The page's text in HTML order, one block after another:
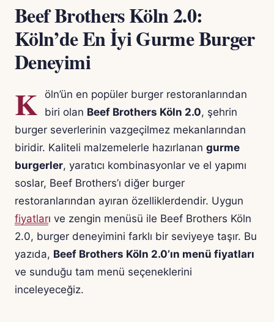
Beef Brothers Köln 2.0:
Köln’de En İyi Gurme Burger
Deneyimi
K öln’ün en popüler burger restoranlarından
biri olan Beef Brothers Köln 2.0, şehrin
burger severlerinin vazgeçilmez mekanlarından
biridir. Kaliteli malzemelerle hazırlanan gurme
burgerler, yaratıcı kombinasyonlar ve el yapımı
soslar, Beef Brothers’ı diğer burger
restoranlarından ayıran özelliklerdendir. Uygun
fiyatları ve zengin menüsü ile Beef Brothers Köln
2.0, burger deneyimini farklı bir seviyeye taşır. Bu
yazıda, Beef Brothers Köln 2.0’ın menü fiyatları
ve sunduğu tam menü seçeneklerini
inceleyeceğiz.